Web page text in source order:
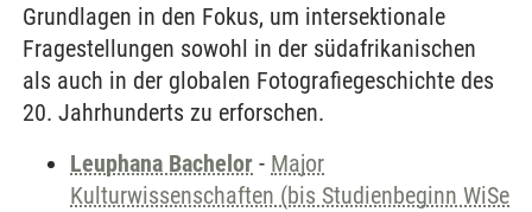
Grundlagen in den Fokus, um intersektionale
Fragestellungen sowohl in der südafrikanischen
als auch in der globalen Fotografiegeschichte des
20. Jahrhunderts zu erforschen.
Leuphana Bachelor - Major
Kulturwissenschaften (bis Studienbeginn WiSe